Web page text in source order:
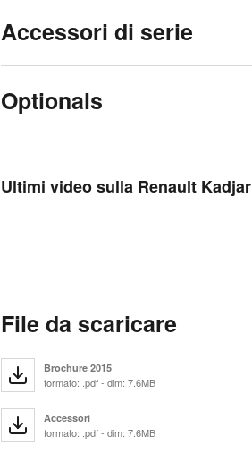
Accessori di serie
Optionals
Ultimi video sulla Renault Kadjar
File da scaricare
Brochure 2015
formato: .pdf - dim: 7.6MB
Accessori
formato: .pdf - dim: 7.6MB